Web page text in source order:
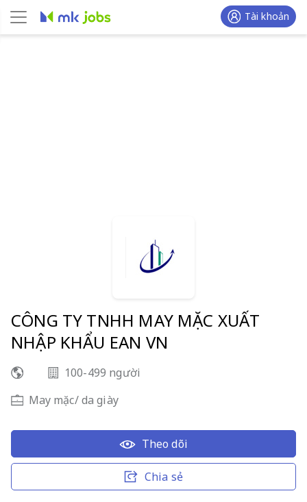
Tài khoản
CÔNG TY TNHH MAY MẶC XUẤT
NHẬP KHẨU EAN VN
100-499 người
May mặc/ da giày
Theo dõi
Chia sẻ